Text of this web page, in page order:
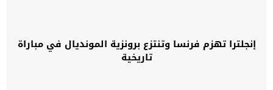
إنجلترا تهزم فرنسا وتنتزع برونزية المونديال في مباراة
تاريخية